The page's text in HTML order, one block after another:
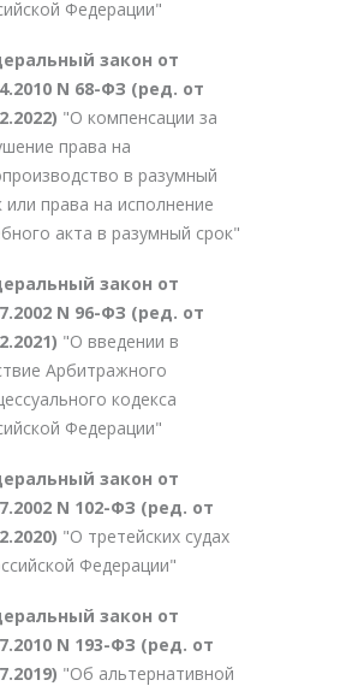
Федерации"
закон от
N 68-ФЗ (ред. от
"О компенсации за
права на
в разумный
или права на исполнение
акта в разумный срок"
закон от
N 96-ФЗ (ред. от
"О введении в
Арбитражного
кодекса
Федерации"
закон от
N 102-ФЗ (ред. от
"О третейских судах
Федерации"
закон от
N 193-ФЗ (ред. от
"Об альтернативной